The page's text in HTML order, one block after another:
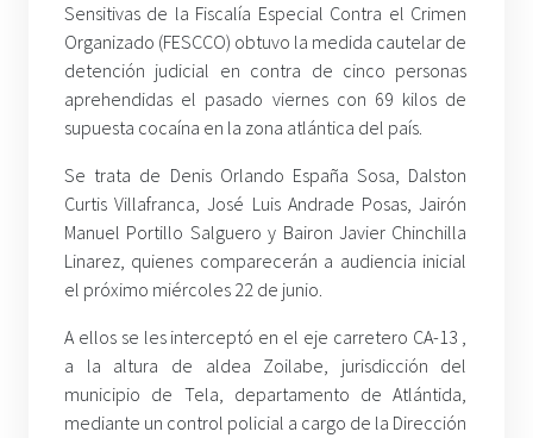
Sensitivas de la Fiscalía Especial Contra el Crimen
Organizado (FESCCO) obtuvo la medida cautelar de
detención judicial en contra de cinco personas
aprehendidas el pasado viernes con 69 kilos de
supuesta cocaína en la zona atlántica del país.
Se trata de Denis Orlando España Sosa, Dalston
Curtis Villafranca, José Luis Andrade Posas, Jairón
Manuel Portillo Salguero y Bairon Javier Chinchilla
Linarez, quienes comparecerán a audiencia inicial
el próximo miércoles 22 de junio.
A ellos se les interceptó en el eje carretero CA-13 ,
a la altura de aldea Zoilabe, jurisdicción del
municipio de Tela, departamento de Atlántida,
mediante un control policial a cargo de la Dirección